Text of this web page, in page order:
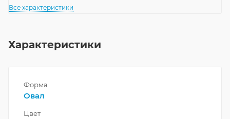
Все характеристики
Характеристики
Форма
Овал
Цвет